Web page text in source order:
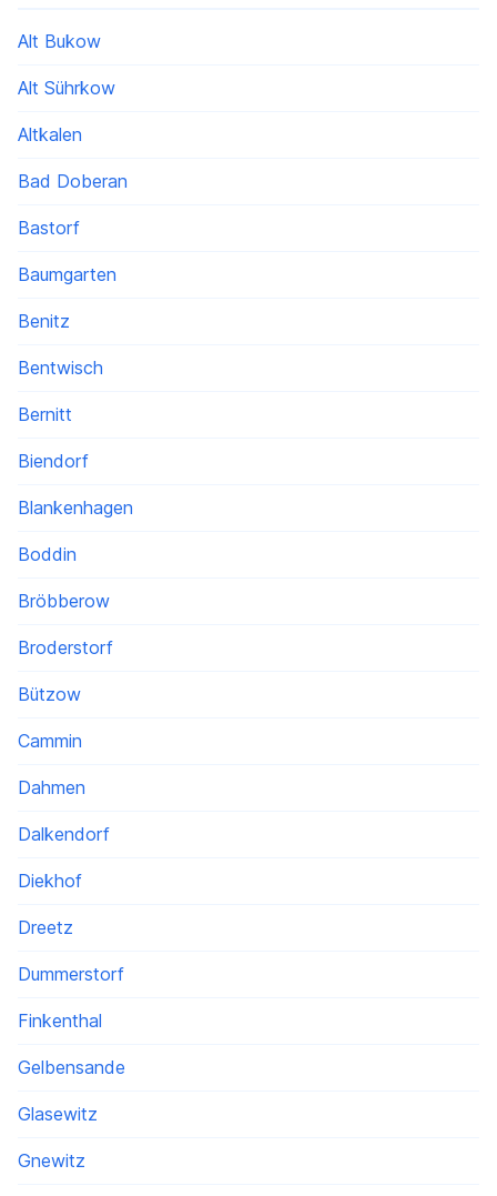
Alt Bukow
Alt Sührkow
Altkalen
Bad Doberan
Bastorf
Baumgarten
Benitz
Bentwisch
Bernitt
Biendorf
Blankenhagen
Boddin
Bröbberow
Broderstorf
Bützow
Cammin
Dahmen
Dalkendorf
Diekhof
Dreetz
Dummerstorf
Finkenthal
Gelbensande
Glasewitz
Gnewitz